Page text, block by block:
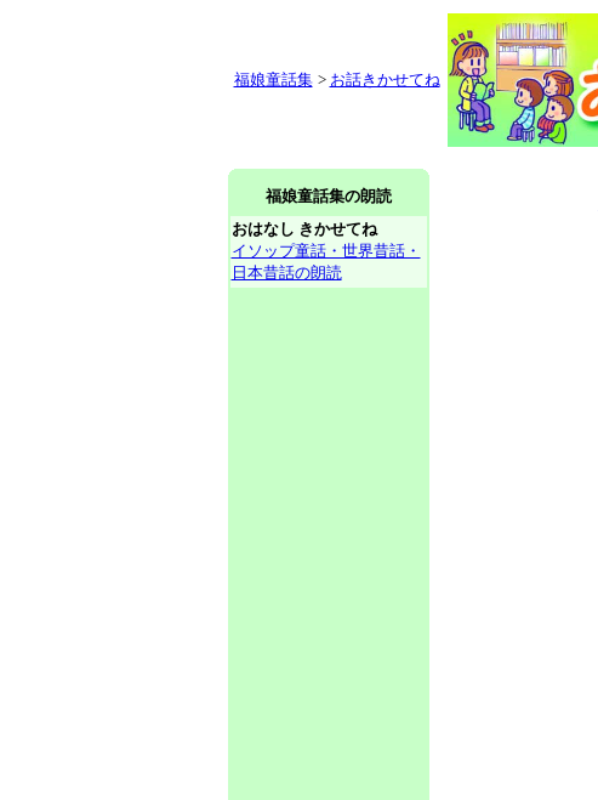
福娘童話集 > お話きかせてね
福娘童話集の朗読
おはなし きかせてね
イソップ童話・世界昔話・
日本昔話の朗読